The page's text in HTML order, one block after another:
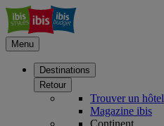
Menu
Destinations
Retour
Trouver un hôtel
Magazine ibis
Continent